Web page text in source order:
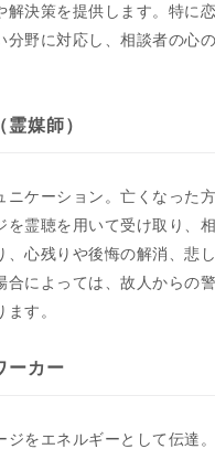
解決策を提供します。特に
分野に対応し、相談者の心
霊媒師）
ニケーション。亡くなった
を霊聴を用いて受け取り、
、心残りや後悔の解消、悲
合によっては、故人からの
す。
ーカー
ジをエネルギーとして伝達